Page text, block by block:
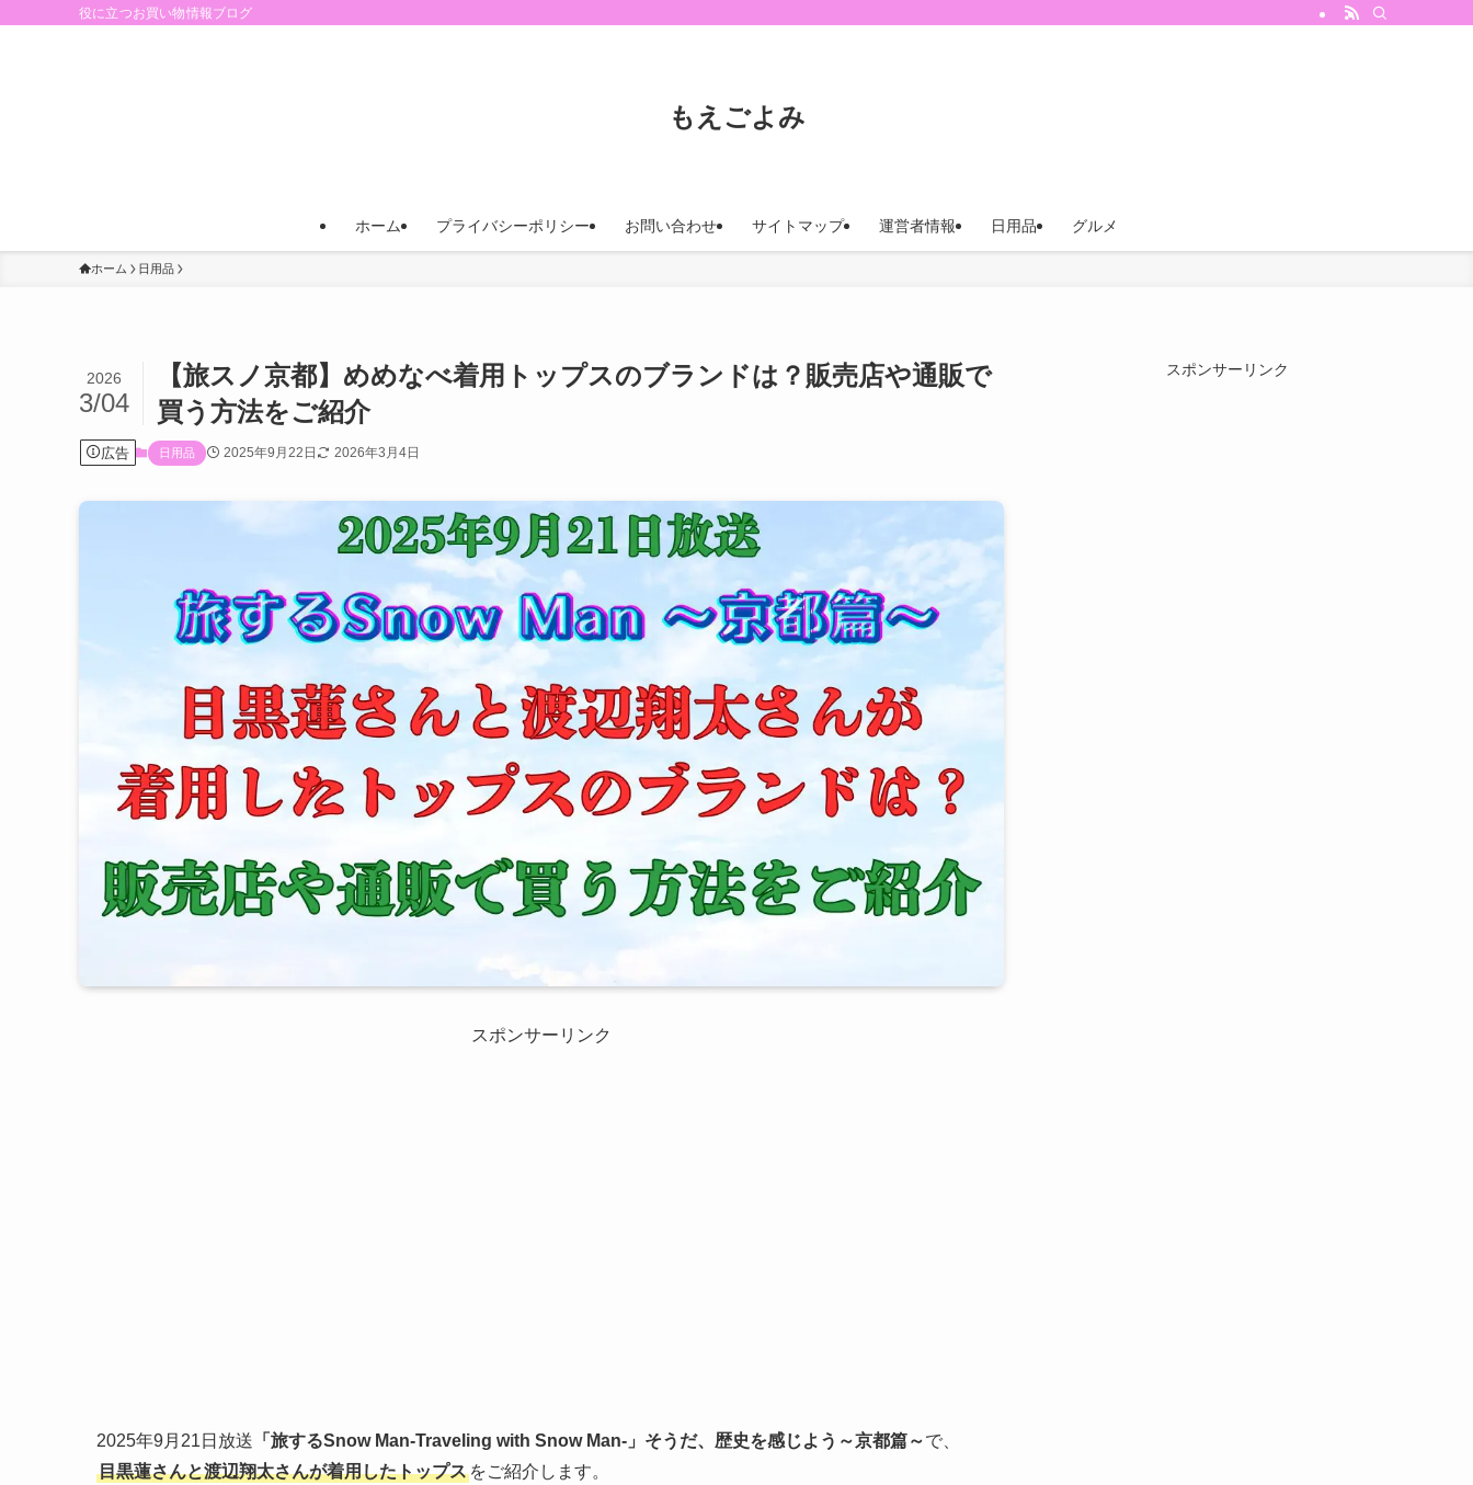
役に立つお買い物情報ブログ
もえごよみ
ホーム プライバシーポリシー お問い合わせ サイトマップ 運営者情報 日用品 グルメ
ホーム 日用品
【旅スノ京都】めめなべ着用トップスのブランドは？販売店や通販で
買う方法をご紹介
2026
3/04
広告 日用品 2025年9月22日 2026年3月4日
スポンサーリンク
2025年9月21日放送 「旅するSnow Man-Traveling with Snow Man-」そうだ、歴史を感じよう～京都篇～で、
目黒蓮さんと渡辺翔太さんが着用したトップス をご紹介します。
スポンサーリンク